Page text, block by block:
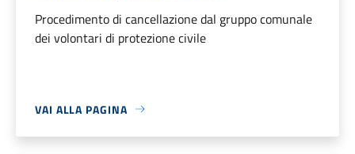
Procedimento di cancellazione dal gruppo comunale
dei volontari di protezione civile
VAI ALLA PAGINA